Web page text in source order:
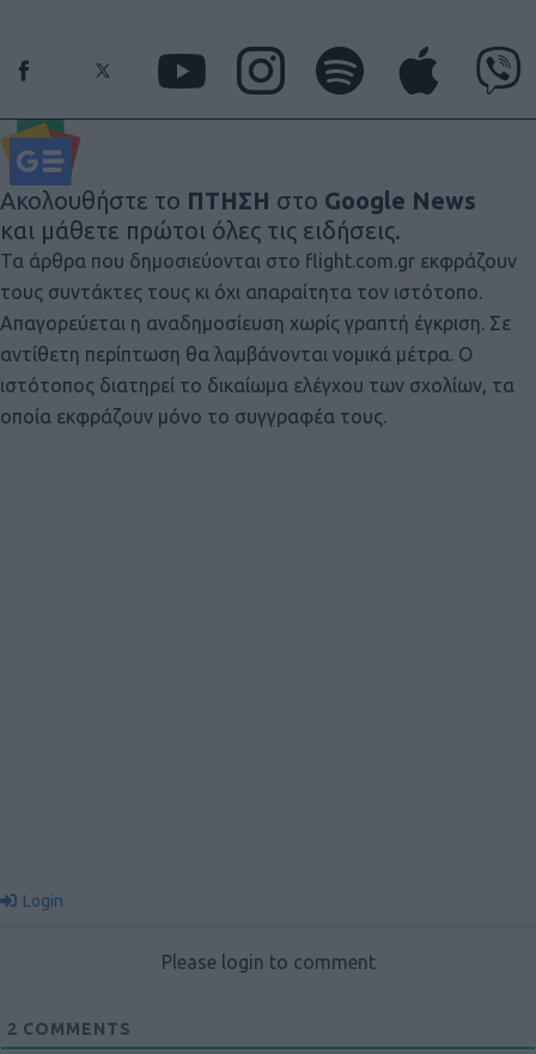
Ακολουθήστε το ΠΤΗΣΗ στο Google News
και μάθετε πρώτοι όλες τις ειδήσεις.
Τα άρθρα που δημοσιεύονται στο flight.com.gr εκφράζουν
τους συντάκτες τους κι όχι απαραίτητα τον ιστότοπο.
Απαγορεύεται η αναδημοσίευση χωρίς γραπτή έγκριση. Σε
αντίθετη περίπτωση θα λαμβάνονται νομικά μέτρα. Ο
ιστότοπος διατηρεί το δικαίωμα ελέγχου των σχολίων, τα
οποία εκφράζουν μόνο το συγγραφέα τους.
Login
Please login to comment
2 COMMENTS